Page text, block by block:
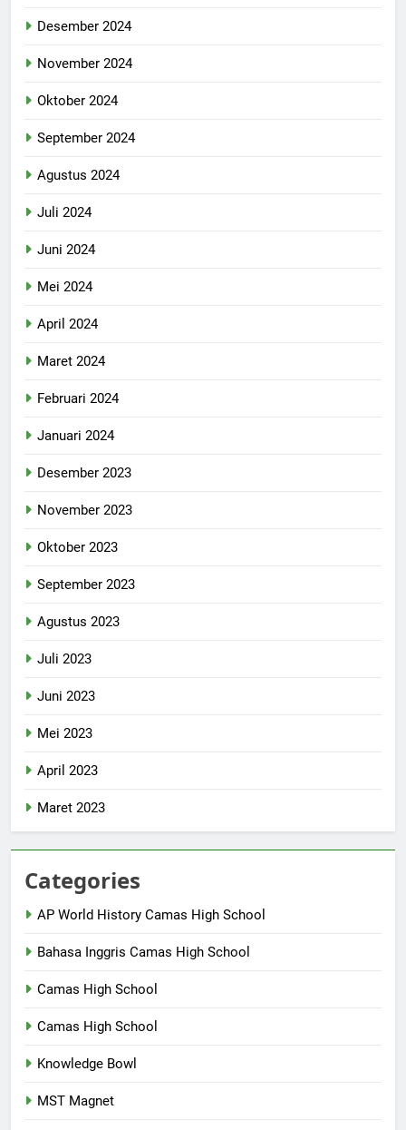
Desember 2024
November 2024
Oktober 2024
September 2024
Agustus 2024
Juli 2024
Juni 2024
Mei 2024
April 2024
Maret 2024
Februari 2024
Januari 2024
Desember 2023
November 2023
Oktober 2023
September 2023
Agustus 2023
Juli 2023
Juni 2023
Mei 2023
April 2023
Maret 2023
Categories
AP World History Camas High School
Bahasa Inggris Camas High School
Camas High School
Camas High School
Knowledge Bowl
MST Magnet